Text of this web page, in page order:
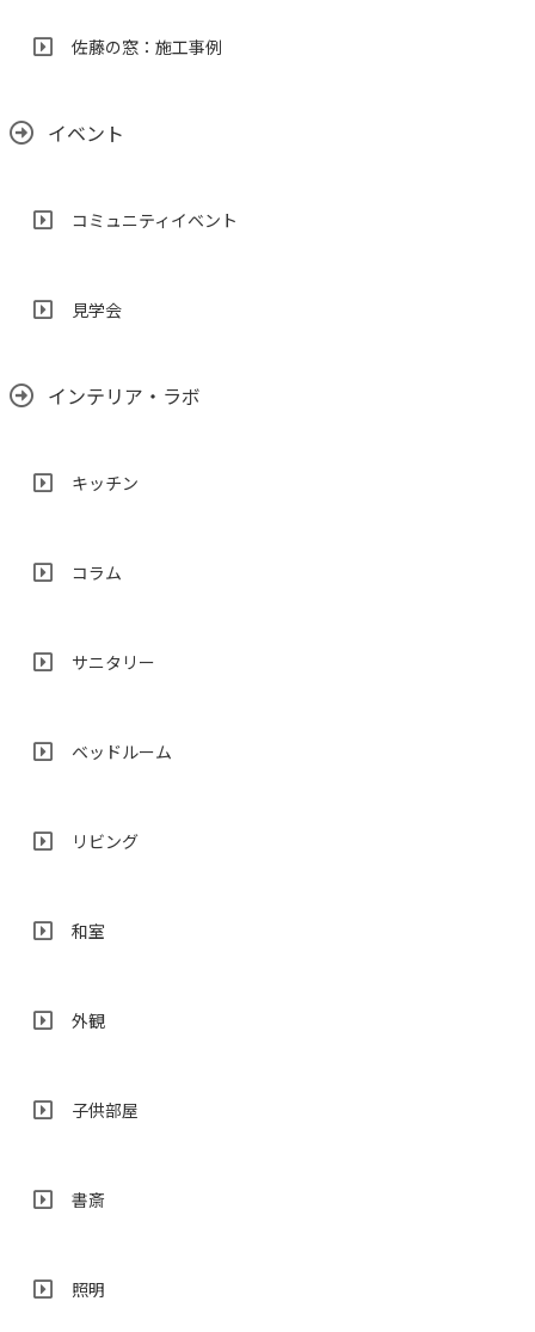
佐藤の窓：施工事例
イベント
コミュニティイベント
見学会
インテリア・ラボ
キッチン
コラム
サニタリー
ベッドルーム
リビング
和室
外観
子供部屋
書斎
照明